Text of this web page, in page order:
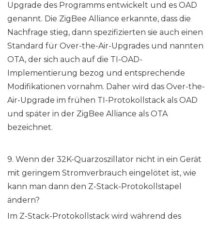
Upgrade des Programms entwickelt und es OAD
genannt. Die ZigBee Alliance erkannte, dass die
Nachfrage stieg, dann spezifizierten sie auch einen
Standard für Over-the-Air-Upgrades und nannten
OTA, der sich auch auf die TI-OAD-
Implementierung bezog und entsprechende
Modifikationen vornahm. Daher wird das Over-the-
Air-Upgrade im frühen TI-Protokollstack als OAD
und später in der ZigBee Alliance als OTA
bezeichnet.
9. Wenn der 32K-Quarzoszillator nicht in ein Gerät
mit geringem Stromverbrauch eingelötet ist, wie
kann man dann den Z-Stack-Protokollstapel
ändern?
Im Z-Stack-Protokollstack wird während des